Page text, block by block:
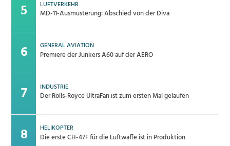
LUFTVERKEHR
MD-11-Ausmusterung: Abschied von der Diva
GENERAL AVIATION
Premiere der Junkers A60 auf der AERO
INDUSTRIE
Der Rolls-Royce UltraFan ist zum ersten Mal gelaufen
HELIKOPTER
Die erste CH-47F für die Luftwaffe ist in Produktion